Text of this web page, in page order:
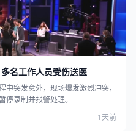
名工作人员受伤送医
突发意外，现场爆发激烈冲突，
录制并报警处理。
1天前